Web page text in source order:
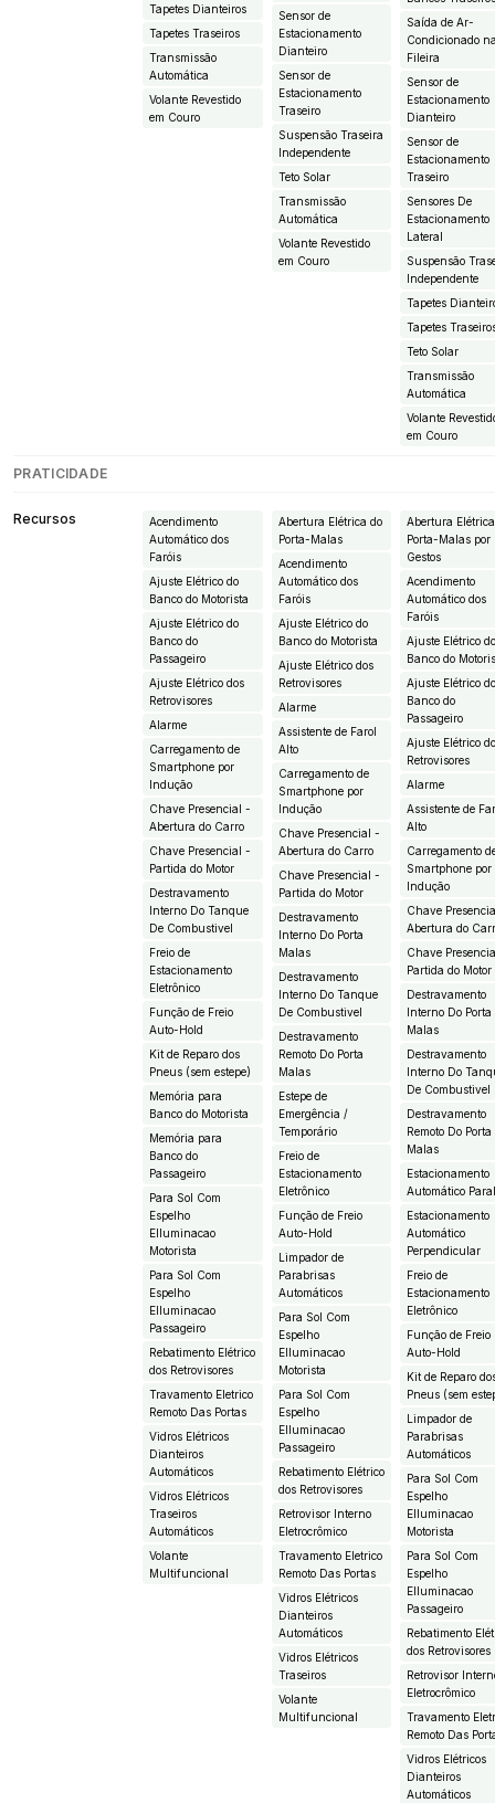
Tapetes Dianteiros
Tapetes Traseiros
Transmissão
Automática
Volante Revestido
em Couro
Sensor de
Estacionamento
Dianteiro
Sensor de
Estacionamento
Traseiro
Suspensão Traseira
Independente
Teto Solar
Transmissão
Automática
Volante Revestido
em Couro
Saída de Ar-
Condicionado
Fileira
Sensor de
Estacionamento
Dianteiro
Sensor de
Estacionamento
Traseiro
Sensores De
Estacionamento
Lateral
Suspensão
Independente
Tapetes
Tapetes
Teto Solar
Transmissão
Automática
Volante
em Couro
PRATICIDADE
Recursos
Acendimento
Automático dos
Faróis
Ajuste Elétrico do
Banco do Motorista
Ajuste Elétrico do
Banco do
Passageiro
Ajuste Elétrico dos
Retrovisores
Alarme
Carregamento de
Smartphone por
Indução
Chave Presencial -
Abertura do Carro
Chave Presencial -
Partida do Motor
Destravamento
Interno Do Tanque
De Combustivel
Freio de
Estacionamento
Eletrônico
Função de Freio
Auto-Hold
Kit de Reparo dos
Pneus (sem estepe)
Memória para
Banco do Motorista
Memória para
Banco do
Passageiro
Para Sol Com
Espelho
EIluminacao
Motorista
Para Sol Com
Espelho
EIluminacao
Passageiro
Rebatimento Elétrico
dos Retrovisores
Travamento Eletrico
Remoto Das Portas
Vidros Elétricos
Dianteiros
Automáticos
Vidros Elétricos
Traseiros
Automáticos
Volante
Multifuncional
Abertura Elétrica do
Porta-Malas
Acendimento
Automático dos
Faróis
Ajuste Elétrico do
Banco do Motorista
Ajuste Elétrico dos
Retrovisores
Alarme
Assistente de Farol
Alto
Carregamento de
Smartphone por
Indução
Chave Presencial -
Abertura do Carro
Chave Presencial -
Partida do Motor
Destravamento
Interno Do Porta
Malas
Destravamento
Interno Do Tanque
De Combustivel
Destravamento
Remoto Do Porta
Malas
Estepe de
Emergência /
Temporário
Freio de
Estacionamento
Eletrônico
Função de Freio
Auto-Hold
Limpador de
Parabrisas
Automáticos
Para Sol Com
Espelho
EIluminacao
Motorista
Para Sol Com
Espelho
EIluminacao
Passageiro
Rebatimento Elétrico
dos Retrovisores
Retrovisor Interno
Eletrocrômico
Travamento Eletrico
Remoto Das Portas
Vidros Elétricos
Dianteiros
Automáticos
Vidros Elétricos
Traseiros
Volante
Multifuncional
Abertura
Porta-Malas por
Gestos
Acendimento
Automático dos
Faróis
Ajuste Elétrico
Banco do
Ajuste Elétrico
Banco do
Passageiro
Ajuste Elétrico
Retrovisores
Alarme
Assistente de
Alto
Carregamento
Smartphone por
Indução
Chave
Abertura do
Chave
Partida do Motor
Destravamento
Interno Do Porta
Malas
Destravamento
Interno Do
De Combustivel
Destravamento
Remoto Do Porta
Malas
Estacionamento
Automático
Estacionamento
Automático
Perpendicular
Freio de
Estacionamento
Eletrônico
Função de Freio
Auto-Hold
Kit de Reparo
Pneus (sem
Limpador de
Parabrisas
Automáticos
Para Sol Com
Espelho
EIluminacao
Motorista
Para Sol Com
Espelho
EIluminacao
Passageiro
Rebatimento
dos Retrovisores
Retrovisor
Eletrocrômico
Travamento
Remoto Das
Vidros Elétricos
Dianteiros
Automáticos